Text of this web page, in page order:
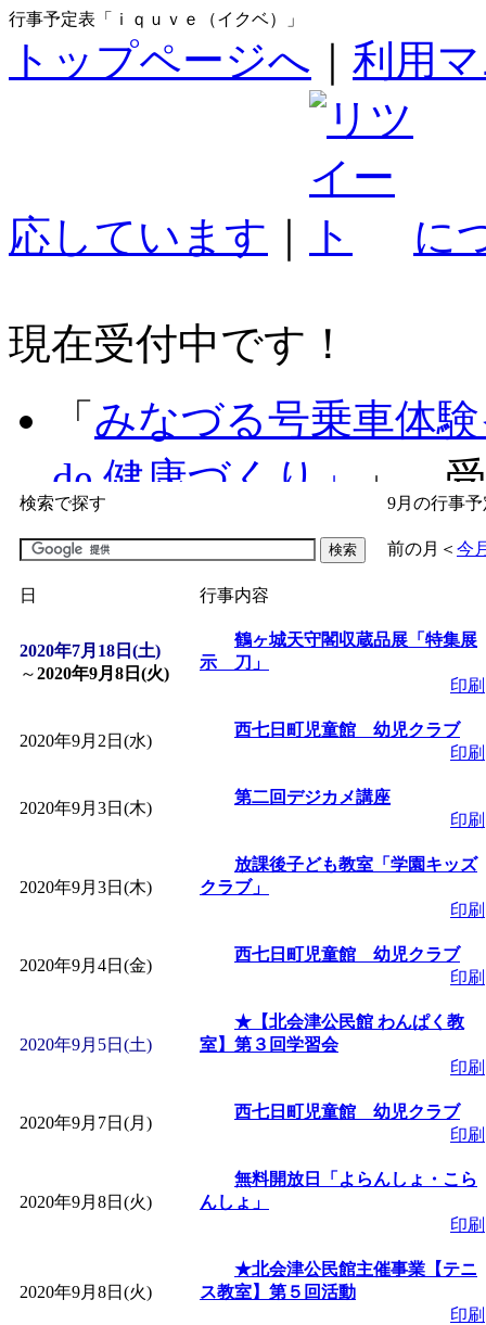
行事予定表「ｉｑｕｖｅ（イクベ）」
トップページへ 利用
応しています に
現在受付中です！
「 みなづる号乗車体
de 健康づくり」
」 受
「子育て交流広場「
間：2026/07/09～
「皆鶴姫のこびる塾
」 受付期間：～
子育て講座「ばん
2026/07/10～2026/08/
「子育て交流広場「
間：2026/07/13～2026/
子育て交流広場「
間：2026/08/10～2026/
「赤ちゃん子育て講
付期間：2026/08/10～
赤ちゃん子育て講
付期間：2026/08/10～
検索で探す 9月の行事予
前の月 ＜ 今
日 行事内容
2020年7月18日(土)
～2020年9月8日(火)
鶴ヶ城天守閣収蔵品展「特集展
示 刀」
印刷
2020年9月2日(水)
西七日町児童館 幼児クラブ
印刷
2020年9月3日(木)
第二回デジカメ講座
印刷
2020年9月3日(木)
放課後子ども教室「学園キッズ
クラブ」
印刷
2020年9月4日(金)
西七日町児童館 幼児クラブ
印刷
2020年9月5日(土)
★【北会津公民館 わんぱく教
室】第３回学習会
印刷
2020年9月7日(月)
西七日町児童館 幼児クラブ
印刷
2020年9月8日(火)
無料開放日「よらんしょ・こら
んしょ」
印刷
2020年9月8日(火)
★北会津公民館主催事業【テニ
ス教室】第５回活動
印刷